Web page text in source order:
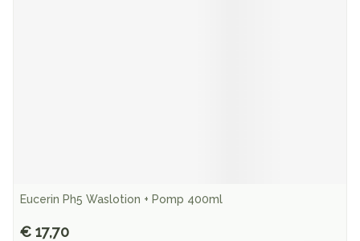
Eucerin Ph5 Waslotion + Pomp 400ml
€ 17,70